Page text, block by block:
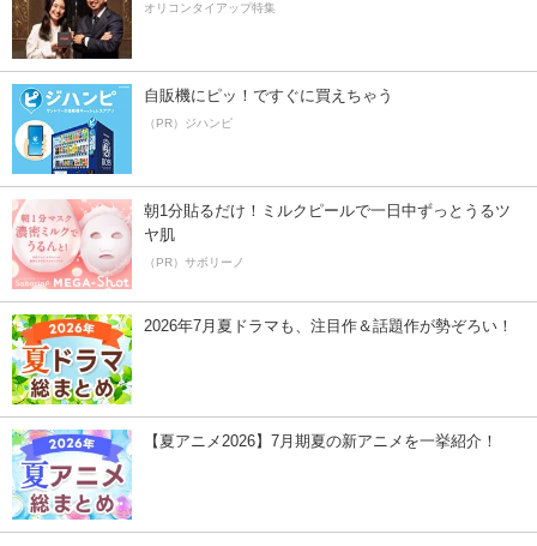
オリコンタイアップ特集
自販機にピッ！ですぐに買えちゃう
（PR）ジハンピ
朝1分貼るだけ！ミルクピールで一日中ずっとうるツ
ヤ肌
（PR）サボリーノ
2026年7月夏ドラマも、注目作＆話題作が勢ぞろい！
【夏アニメ2026】7月期夏の新アニメを一挙紹介！